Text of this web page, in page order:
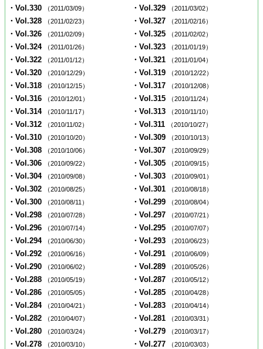
・Vol.330 （2011/03/09） ・Vol.329 （2011/03/02）
・Vol.328 （2011/02/23） ・Vol.327 （2011/02/16）
・Vol.326 （2011/02/09） ・Vol.325 （2011/02/02）
・Vol.324 （2011/01/26） ・Vol.323 （2011/01/19）
・Vol.322 （2011/01/12） ・Vol.321 （2011/01/04）
・Vol.320 （2010/12/29） ・Vol.319 （2010/12/22）
・Vol.318 （2010/12/15） ・Vol.317 （2010/12/08）
・Vol.316 （2010/12/01） ・Vol.315 （2010/11/24）
・Vol.314 （2010/11/17） ・Vol.313 （2010/11/10）
・Vol.312 （2010/11/02） ・Vol.311 （2010/10/27）
・Vol.310 （2010/10/20） ・Vol.309 （2010/10/13）
・Vol.308 （2010/10/06） ・Vol.307 （2010/09/29）
・Vol.306 （2010/09/22） ・Vol.305 （2010/09/15）
・Vol.304 （2010/09/08） ・Vol.303 （2010/09/01）
・Vol.302 （2010/08/25） ・Vol.301 （2010/08/18）
・Vol.300 （2010/08/11） ・Vol.299 （2010/08/04）
・Vol.298 （2010/07/28） ・Vol.297 （2010/07/21）
・Vol.296 （2010/07/14） ・Vol.295 （2010/07/07）
・Vol.294 （2010/06/30） ・Vol.293 （2010/06/23）
・Vol.292 （2010/06/16） ・Vol.291 （2010/06/09）
・Vol.290 （2010/06/02） ・Vol.289 （2010/05/26）
・Vol.288 （2010/05/19） ・Vol.287 （2010/05/12）
・Vol.286 （2010/05/05） ・Vol.285 （2010/04/28）
・Vol.284 （2010/04/21） ・Vol.283 （2010/04/14）
・Vol.282 （2010/04/07） ・Vol.281 （2010/03/31）
・Vol.280 （2010/03/24） ・Vol.279 （2010/03/17）
・Vol.278 （2010/03/10） ・Vol.277 （2010/03/03）